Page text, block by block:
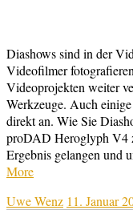
Diashows sind in der
Videofilmer
Videoprojekten weiter
Werkzeuge. Auch
direkt an. Wie Sie
proDAD Heroglyph V4
Ergebnis gelangen und
More
Uwe Wenz 11. Januar